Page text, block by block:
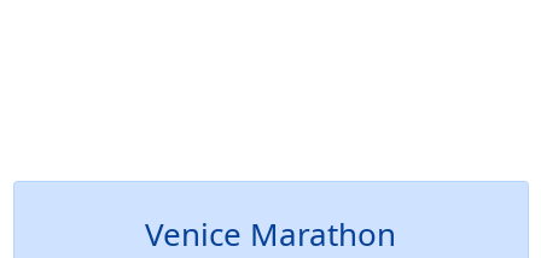
Venice Marathon